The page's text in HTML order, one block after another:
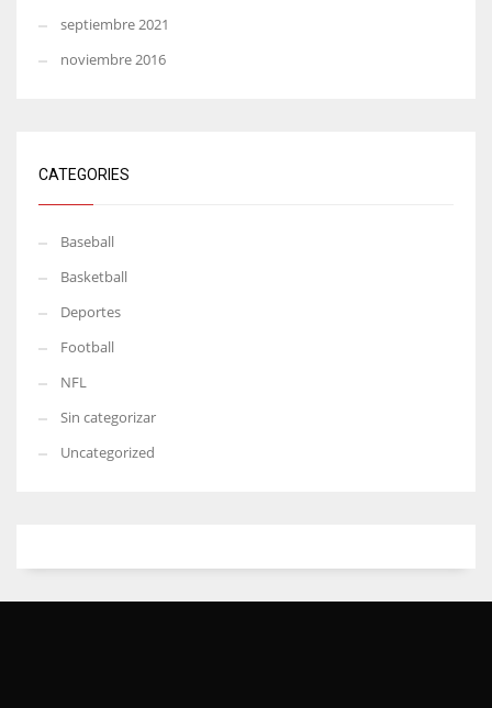
septiembre 2021
noviembre 2016
CATEGORIES
Baseball
Basketball
Deportes
Football
NFL
Sin categorizar
Uncategorized